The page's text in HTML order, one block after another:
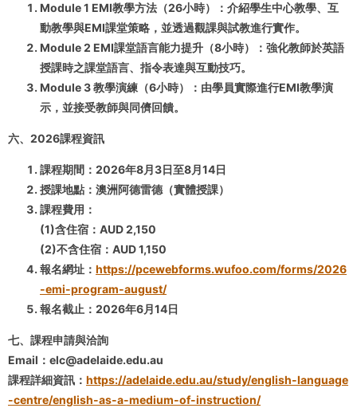
Module 1 EMI教學方法（26小時）：介紹學生中心教學、互
動教學與EMI課堂策略，並透過觀課與試教進行實作。
Module 2 EMI課堂語言能力提升（8小時）：強化教師於英語
授課時之課堂語言、指令表達與互動技巧。
Module 3 教學演練（6小時）：由學員實際進行EMI教學演
示，並接受教師與同儕回饋。
六、2026課程資訊
課程期間：2026年8月3日至8月14日
授課地點：澳洲阿德雷德（實體授課）
課程費用：
(1)含住宿：AUD 2,150
(2)不含住宿：AUD 1,150
報名網址： https://pcewebforms.wufoo.com/forms/2026
-emi-program-august/
報名截止：2026年6月14日
七、課程申請與洽詢
Email：elc@adelaide.edu.au
課程詳細資訊： https://adelaide.edu.au/study/english-language
-centre/english-as-a-medium-of-instruction/